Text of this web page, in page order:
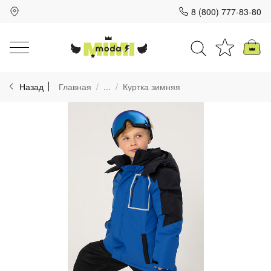
8 (800) 777-83-80
Назад Главная ... Куртка зимняя
Для клиентов всех банков
Разбейте
на части
без переплат
График платежей